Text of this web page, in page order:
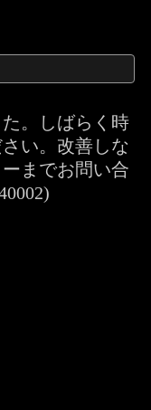
。しばらく時
い。改善しな
までお問い合